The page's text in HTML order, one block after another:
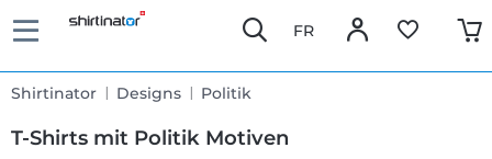
FR
Shirtinator Designs Politik
T-Shirts mit Politik Motiven